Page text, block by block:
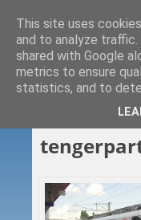
2019. 11. 18.
Osztrák
This site uses
and to analyze traffic.
shared with Google
metrics to ensure
statistics, and to